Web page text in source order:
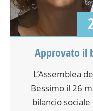
Approvato il
L’Assemblea
Bessimo il 26
bilancio